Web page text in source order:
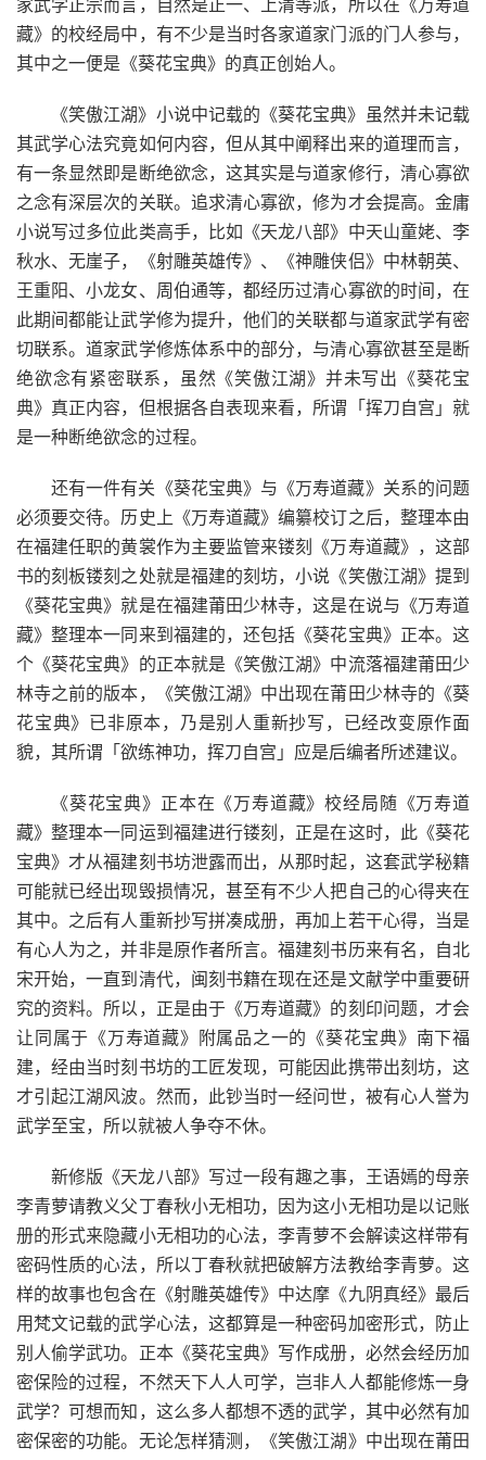
家武学正宗而言，自然是正一、上清等派，所以在《万寿道
藏》的校经局中，有不少是当时各家道家门派的门人参与，
其中之一便是《葵花宝典》的真正创始人。
《笑傲江湖》小说中记载的《葵花宝典》虽然并未记载
其武学心法究竟如何内容，但从其中阐释出来的道理而言，
有一条显然即是断绝欲念，这其实是与道家修行，清心寡欲
之念有深层次的关联。追求清心寡欲，修为才会提高。金庸
小说写过多位此类高手，比如《天龙八部》中天山童姥、李
秋水、无崖子，《射雕英雄传》、《神雕侠侣》中林朝英、
王重阳、小龙女、周伯通等，都经历过清心寡欲的时间，在
此期间都能让武学修为提升，他们的关联都与道家武学有密
切联系。道家武学修炼体系中的部分，与清心寡欲甚至是断
绝欲念有紧密联系，虽然《笑傲江湖》并未写出《葵花宝
典》真正内容，但根据各自表现来看，所谓「挥刀自宫」就
是一种断绝欲念的过程。
还有一件有关《葵花宝典》与《万寿道藏》关系的问题
必须要交待。历史上《万寿道藏》编纂校订之后，整理本由
在福建任职的黄裳作为主要监管来镂刻《万寿道藏》，这部
书的刻板镂刻之处就是福建的刻坊，小说《笑傲江湖》提到
《葵花宝典》就是在福建莆田少林寺，这是在说与《万寿道
藏》整理本一同来到福建的，还包括《葵花宝典》正本。这
个《葵花宝典》的正本就是《笑傲江湖》中流落福建莆田少
林寺之前的版本，《笑傲江湖》中出现在莆田少林寺的《葵
花宝典》已非原本，乃是别人重新抄写，已经改变原作面
貌，其所谓「欲练神功，挥刀自宫」应是后编者所述建议。
《葵花宝典》正本在《万寿道藏》校经局随《万寿道
藏》整理本一同运到福建进行镂刻，正是在这时，此《葵花
宝典》才从福建刻书坊泄露而出，从那时起，这套武学秘籍
可能就已经出现毁损情况，甚至有不少人把自己的心得夹在
其中。之后有人重新抄写拼凑成册，再加上若干心得，当是
有心人为之，并非是原作者所言。福建刻书历来有名，自北
宋开始，一直到清代，闽刻书籍在现在还是文献学中重要研
究的资料。所以，正是由于《万寿道藏》的刻印问题，才会
让同属于《万寿道藏》附属品之一的《葵花宝典》南下福
建，经由当时刻书坊的工匠发现，可能因此携带出刻坊，这
才引起江湖风波。然而，此钞当时一经问世，被有心人誉为
武学至宝，所以就被人争夺不休。
新修版《天龙八部》写过一段有趣之事，王语嫣的母亲
李青萝请教义父丁春秋小无相功，因为这小无相功是以记账
册的形式来隐藏小无相功的心法，李青萝不会解读这样带有
密码性质的心法，所以丁春秋就把破解方法教给李青萝。这
样的故事也包含在《射雕英雄传》中达摩《九阴真经》最后
用梵文记载的武学心法，这都算是一种密码加密形式，防止
别人偷学武功。正本《葵花宝典》写作成册，必然会经历加
密保险的过程，不然天下人人可学，岂非人人都能修炼一身
武学？可想而知，这么多人都想不透的武学，其中必然有加
密保密的功能。无论怎样猜测，《笑傲江湖》中出现在莆田